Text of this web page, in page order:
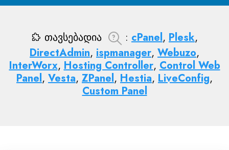
თავსებადია : cPanel, Plesk,
DirectAdmin, ispmanager, Webuzo,
InterWorx,Hosting Controller,Control Web
Panel, Vesta, ZPanel, Hestia, LiveConfig,
Custom Panel